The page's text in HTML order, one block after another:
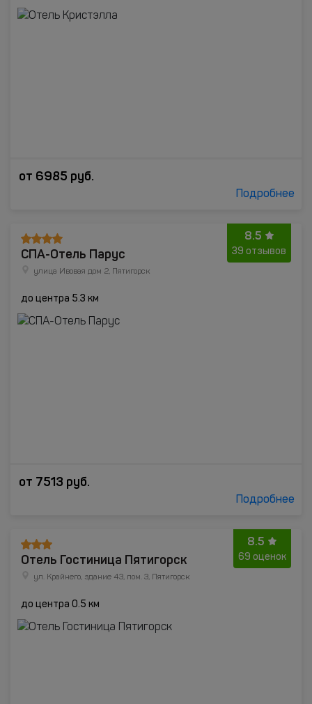
от 6985 руб.
Подробнее
8.5
39 отзывов
СПА-Отель Парус
улица Ивовая дом 2, Пятигорск
до центра 5.3 км
от 7513 руб.
Подробнее
8.5
69 оценок
Отель Гостиница Пятигорск
ул. Крайнего, здание 43, пом. 3, Пятигорск
до центра 0.5 км